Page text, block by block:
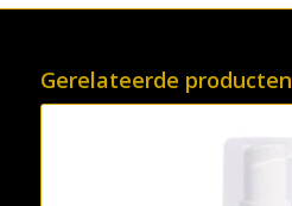
Gerelateerde producten